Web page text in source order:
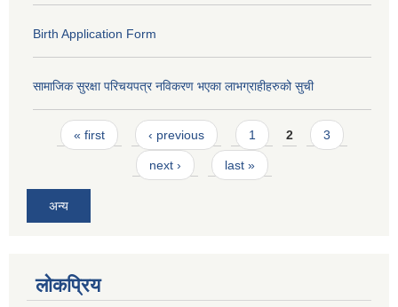
Birth Application Form
सामाजिक सुरक्षा परिचयपत्र नविकरण भएका लाभग्राहीहरुको सुची
Pages
« first ‹ previous 1 2 3
next › last »
अन्य
लोकप्रिय